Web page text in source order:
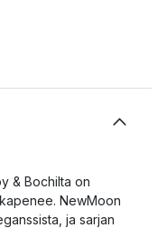
& Bochilta on
NewMoon
ja sarjan